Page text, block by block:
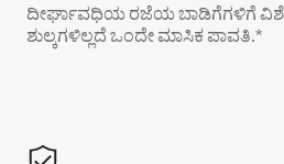
ದೀರ್ಘಾವಧಿಯ ರಜೆಯ ಬಾಡಿಗೆಗಳಿಗೆ
ಶುಲ್ಕಗಳಿಲ್ಲದೆ ಒಂದೇ ಮಾಸಿಕ ಪಾವತಿ.*